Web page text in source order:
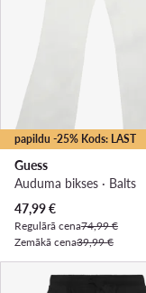
papildu -25% Kods: LAST
Guess
Auduma bikses · Balts
Pašreizējā cena
47,99€
Regulārā cena74,99 €
Zemākā cena39,99 €